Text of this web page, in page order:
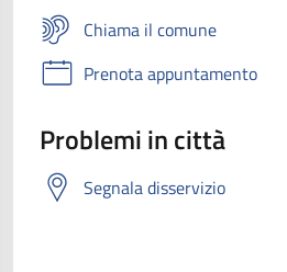
Chiama il comune
Prenota appuntamento
Problemi in città
Segnala disservizio